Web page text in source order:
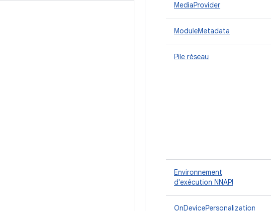
MediaProvider
ModuleMetadata
Pile réseau
Environnement
d'exécution NNAPI
OnDevicePersonalization